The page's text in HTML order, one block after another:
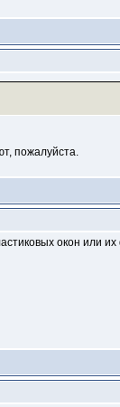
пожалуйста.
окон или их